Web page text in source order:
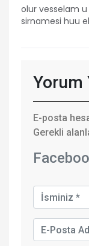
olur vesselam
sirnamesi huu
Yorum
E-posta
Gerekli